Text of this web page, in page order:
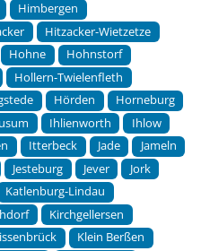
Himbergen
Hitzacker-Wietzetze
Hohne
Hohnstorf
Hollern-Twielenfleth
Hörden
Horneburg
Ihlienworth
Ihlow
Itterbeck Jade
Jameln
Jesteburg Jever
Jork
Katlenburg-Lindau
Kirchgellersen
Klein Berßen